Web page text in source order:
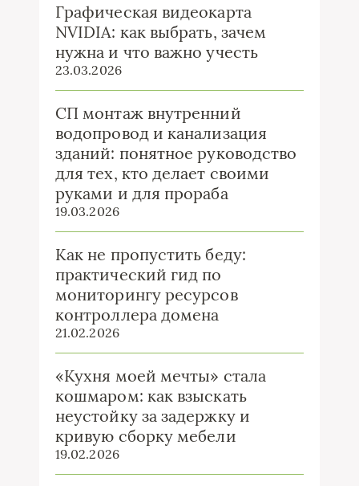
Графическая видеокарта
NVIDIA: как выбрать, зачем
нужна и что важно учесть
23.03.2026
СП монтаж внутренний
водопровод и канализация
зданий: понятное руководство
для тех, кто делает своими
руками и для прораба
19.03.2026
Как не пропустить беду:
практический гид по
мониторингу ресурсов
контроллера домена
21.02.2026
«Кухня моей мечты» стала
кошмаром: как взыскать
неустойку за задержку и
кривую сборку мебели
19.02.2026